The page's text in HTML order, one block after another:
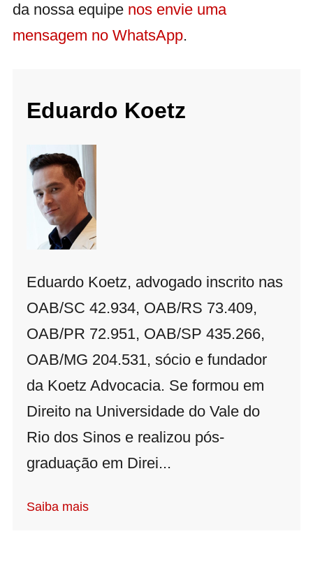
da nossa equipe nos envie uma
mensagem no WhatsApp.
Eduardo Koetz
Eduardo Koetz, advogado inscrito nas
OAB/SC 42.934, OAB/RS 73.409,
OAB/PR 72.951, OAB/SP 435.266,
OAB/MG 204.531, sócio e fundador
da Koetz Advocacia. Se formou em
Direito na Universidade do Vale do
Rio dos Sinos e realizou pós-
graduação em Direi...
Saiba mais